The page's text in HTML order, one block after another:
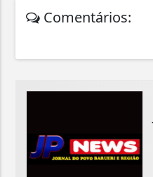
Comentários: